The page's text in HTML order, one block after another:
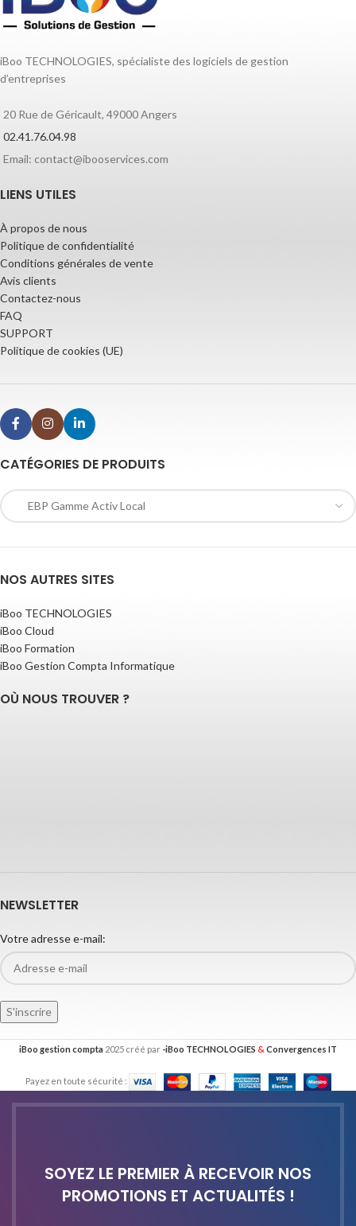
iBoo TECHNOLOGIES, spécialiste des logiciels de gestion
d’entreprises
20 Rue de Géricault, 49000 Angers
02.41.76.04.98
Email: contact@ibooservices.com
LIENS UTILES
À propos de nous
Politique de confidentialité
Conditions générales de vente
Avis clients
Contactez-nous
FAQ
SUPPORT
Politique de cookies (UE)
CATÉGORIES DE PRODUITS
NOS AUTRES SITES
iBoo TECHNOLOGIES
iBoo Cloud
iBoo Formation
iBoo Gestion Compta Informatique
OÙ NOUS TROUVER ?
NEWSLETTER
Votre adresse e-mail:
iBoo gestion compta 2025 créé par -iBoo TECHNOLOGIES & Convergences IT
Payez en toute sécurité :
SOYEZ LE PREMIER À RECEVOIR NOS
PROMOTIONS ET ACTUALITÉS !